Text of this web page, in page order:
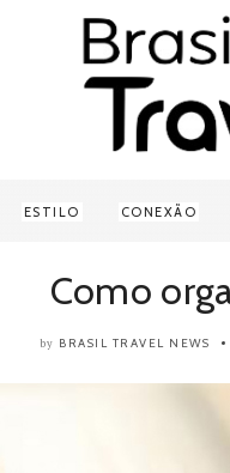
ESTILO CONEXÃO
Como
by BRASIL TRAVEL NEWS